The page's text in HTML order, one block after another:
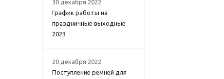
30 декабря 2022
График работы на
праздничные выходные
2023
20 декабря 2022
Поступление ремней для